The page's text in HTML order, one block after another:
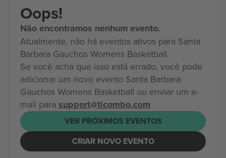
Oops!
Não encontramos nenhum evento.
Atualmente, não há eventos ativos para Santa
Barbara Gauchos Womens Basketball.
Se você acha que isso está errado, você pode
adicionar um novo evento Santa Barbara
Gauchos Womens Basketball ou enviar um e-
mail para support@ticombo.com
VER PRÓXIMOS EVENTOS
CRIAR NOVO EVENTO